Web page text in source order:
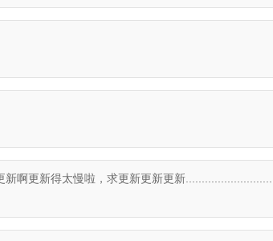
啊更新得太慢啦，求更新更新更新.............................